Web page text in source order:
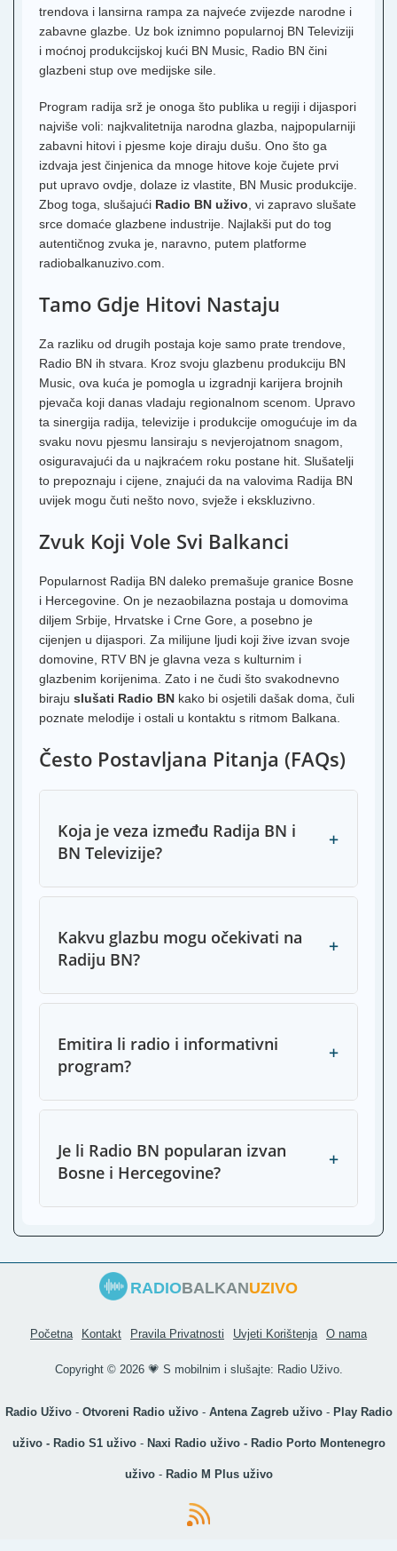
trendova i lansirna rampa za najveće zvijezde narodne i
zabavne glazbe. Uz bok iznimno popularnoj BN Televiziji
i moćnoj produkcijskoj kući BN Music, Radio BN čini
glazbeni stup ove medijske sile.
Program radija srž je onoga što publika u regiji i dijaspori
najviše voli: najkvalitetnija narodna glazba, najpopularniji
zabavni hitovi i pjesme koje diraju dušu. Ono što ga
izdvaja jest činjenica da mnoge hitove koje čujete prvi
put upravo ovdje, dolaze iz vlastite, BN Music produkcije.
Zbog toga, slušajući Radio BN uživo , vi zapravo slušate
srce domaće glazbene industrije. Najlakši put do tog
autentičnog zvuka je, naravno, putem platforme
radiobalkanuzivo.com.
Tamo Gdje Hitovi Nastaju
Za razliku od drugih postaja koje samo prate trendove,
Radio BN ih stvara. Kroz svoju glazbenu produkciju BN
Music, ova kuća je pomogla u izgradnji karijera brojnih
pjevača koji danas vladaju regionalnom scenom. Upravo
ta sinergija radija, televizije i produkcije omogućuje im da
svaku novu pjesmu lansiraju s nevjerojatnom snagom,
osiguravajući da u najkraćem roku postane hit. Slušatelji
to prepoznaju i cijene, znajući da na valovima Radija BN
uvijek mogu čuti nešto novo, svježe i ekskluzivno.
Zvuk Koji Vole Svi Balkanci
Popularnost Radija BN daleko premašuje granice Bosne
i Hercegovine. On je nezaobilazna postaja u domovima
diljem Srbije, Hrvatske i Crne Gore, a posebno je
cijenjen u dijaspori. Za milijune ljudi koji žive izvan svoje
domovine, RTV BN je glavna veza s kulturnim i
glazbenim korijenima. Zato i ne čudi što svakodnevno
biraju slušati Radio BN kako bi osjetili dašak doma, čuli
poznate melodije i ostali u kontaktu s ritmom Balkana.
Često Postavljana Pitanja (FAQs)
Koja je veza između Radija BN i
BN Televizije?
+
Kakvu glazbu mogu očekivati na
Radiju BN?
+
Emitira li radio i informativni
program?
+
Je li Radio BN popularan izvan
Bosne i Hercegovine?
+
RADIOBALKANUZIVO
Početna Kontakt Pravila Privatnosti Uvjeti Korištenja O nama
Copyright © 2026 💗 S mobilnim i slušajte: Radio Uživo.
Radio Uživo- Otvoreni Radio uživo- Antena Zagreb uživo- Play Radio
uživo- Radio S1 uživo- Naxi Radio uživo- Radio Porto Montenegro
uživo- Radio M Plus uživo